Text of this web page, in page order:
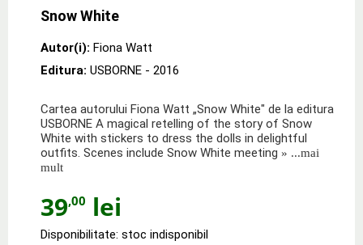
Snow White
Autor(i): Fiona Watt
Editura: USBORNE - 2016
Cartea autorului Fiona Watt „Snow White" de la editura
USBORNE A magical retelling of the story of Snow
White with stickers to dress the dolls in delightful
outfits. Scenes include Snow White meeting » ...mai
mult
39,00 lei
Disponibilitate: stoc indisponibil